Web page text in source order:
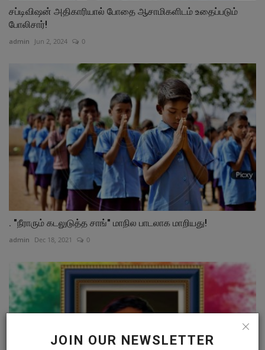
JOIN OUR NEWSLETTER
சப்டிவிஷன் அதிகாரியால் போதை ஆசாமிகளிடம் உதைப்படும்
போலிசார்!
admin Jun 2, 2024 0
. "நீராரும் கடலுடுத்த சாங்" மாநில பாடலாக மாறியது!
admin Dec 18, 2021 0